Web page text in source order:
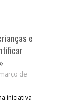
e
de
iniciativa